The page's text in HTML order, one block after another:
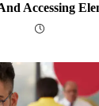
Accessing